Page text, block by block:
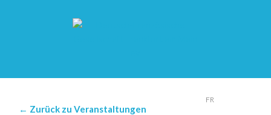
FR
← Zurück zu Veranstaltungen